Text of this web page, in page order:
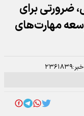
ضرورتی برای
مهارت‌های
۲۳۶۱۸۳۹